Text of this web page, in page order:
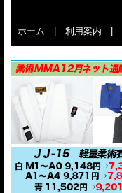
ホーム 利用案内